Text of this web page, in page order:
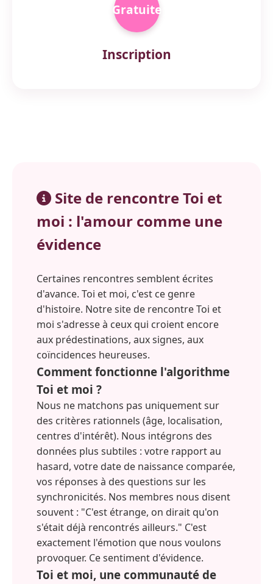
Gratuite
Inscription
Site de rencontre Toi et
moi : l'amour comme une
évidence
Certaines rencontres semblent écrites
d'avance. Toi et moi, c'est ce genre
d'histoire. Notre site de rencontre Toi et
moi s'adresse à ceux qui croient encore
aux prédestinations, aux signes, aux
coïncidences heureuses.
Comment fonctionne l'algorithme
Toi et moi ?
Nous ne matchons pas uniquement sur
des critères rationnels (âge, localisation,
centres d'intérêt). Nous intégrons des
données plus subtiles : votre rapport au
hasard, votre date de naissance comparée,
vos réponses à des questions sur les
synchronicités. Nos membres nous disent
souvent : "C'est étrange, on dirait qu'on
s'était déjà rencontrés ailleurs." C'est
exactement l'émotion que nous voulons
provoquer. Ce sentiment d'évidence.
Toi et moi, une communauté de